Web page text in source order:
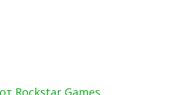
Rockstar Games